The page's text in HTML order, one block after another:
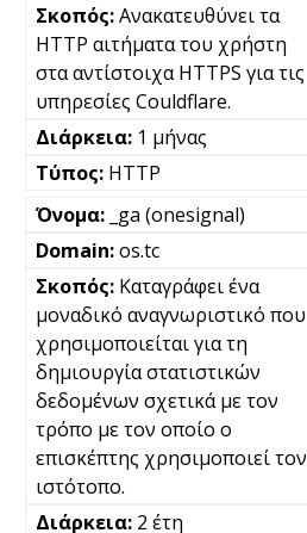
Ανακατευθύνει τα
HTTP αιτήματα του χρήστη
στα αντίστοιχα HTTPS για τις
υπηρεσίες Couldflare.
1 μήνας
HTTP
_ga (onesignal)
os.tc
Καταγράφει ένα
μοναδικό αναγνωριστικό που
χρησιμοποιείται για τη
δημιουργία στατιστικών
δεδομένων σχετικά με τον
τρόπο με τον οποίο ο
επισκέπτης χρησιμοποιεί τον
ιστότοπο.
2 έτη